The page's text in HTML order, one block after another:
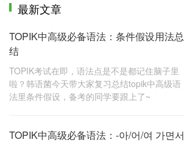
最新文章
TOPIK中高级必备语法：条件假设用法总
结
TOPIK考试在即，语法点是不是都记住脑子里
啦？韩语菌今天带大家复习总结topik中高级语
法里条件假设，备考的同学要跟上了~
TOPIK中高级必备语法：-아/어/여 가면서